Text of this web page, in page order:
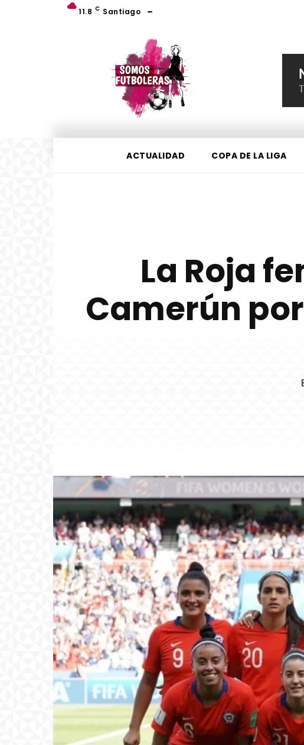
11.8 C Santiago
ACTUALIDAD COPA DE LA LIGA
La Roja
Camerún